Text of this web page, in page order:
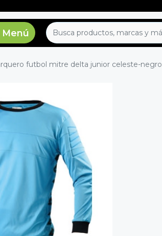
futbol mitre delta junior celeste-negro